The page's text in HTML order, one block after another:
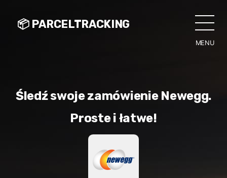
MENU
📦 PARCELTRACKING
Śledź swoje zamówienie Newegg.
Proste i łatwe!